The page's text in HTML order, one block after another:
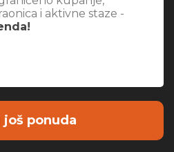
i aktivne staze -
još ponuda